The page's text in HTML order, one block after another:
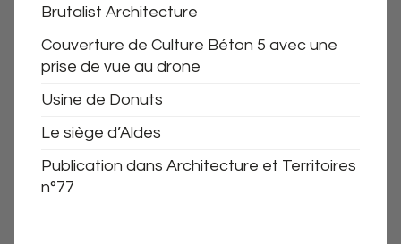
Brutalist Architecture
Couverture de Culture Béton 5 avec une
prise de vue au drone
Usine de Donuts
Le siège d’Aldes
Publication dans Architecture et Territoires
n°77